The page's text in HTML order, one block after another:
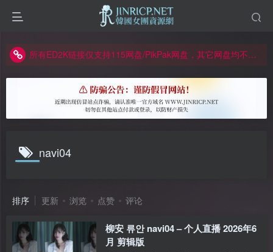
正版声明: 警惕盗版网站冒充 Jinricp.net [20260605更新]
所有ED2K链接仅支持115网盘/PikPak网盘，其它网盘均不支持
关于 PikPak 下播放视频呈现 “一条线” 的问题报告
如何获得 Jinricp.net 网站邀请码
正版声明: 警惕盗版网站冒充 Jinricp.net [20260605更新]
navi04
排序 更新 浏览 点赞 评论
柳安 류안 navi04 – 个人直播 2026年6
月 剪辑版